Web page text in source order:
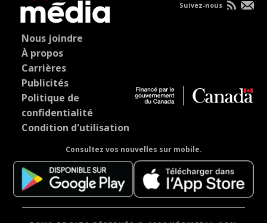
Nous joindre
À propos
Carrières
Publicités
Politique de
confidentialité
Condition d'utilisation
Consultez vos nouvelles sur mobile.
Suivez-nous